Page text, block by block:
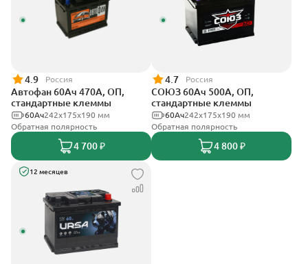
4.9 Россия
Автофан 60Ач 470А, ОП,
стандартные клеммы
242х175х190 мм
60Ач
Обратная полярность
4 700 ₽
4.7 Россия
СОЮЗ 60Ач 500А, ОП,
стандартные клеммы
242x175x190 мм
60Ач
Обратная полярность
4 800 ₽
12 месяцев